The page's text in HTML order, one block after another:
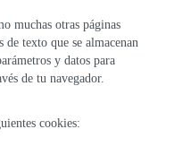
muchas otras páginas
de texto que se almacenan
y datos para
de tu navegador.
cookies: